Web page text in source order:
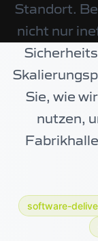
Standort.
nicht nur
Sie, wie
nutzen,
software-